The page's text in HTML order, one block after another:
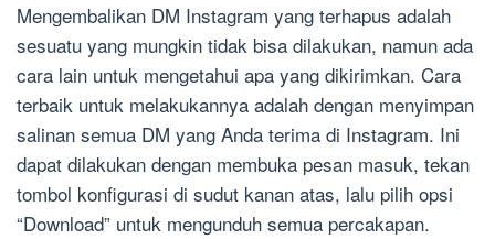
Mengembalikan DM Instagram yang terhapus adalah
sesuatu yang mungkin tidak bisa dilakukan, namun ada
cara lain untuk mengetahui apa yang dikirimkan. Cara
terbaik untuk melakukannya adalah dengan menyimpan
salinan semua DM yang Anda terima di Instagram. Ini
dapat dilakukan dengan membuka pesan masuk, tekan
tombol konfigurasi di sudut kanan atas, lalu pilih opsi
“Download” untuk mengunduh semua percakapan.